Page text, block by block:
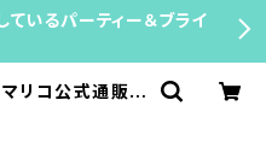
いるパーティー＆ブライ
リコ公式通販｜